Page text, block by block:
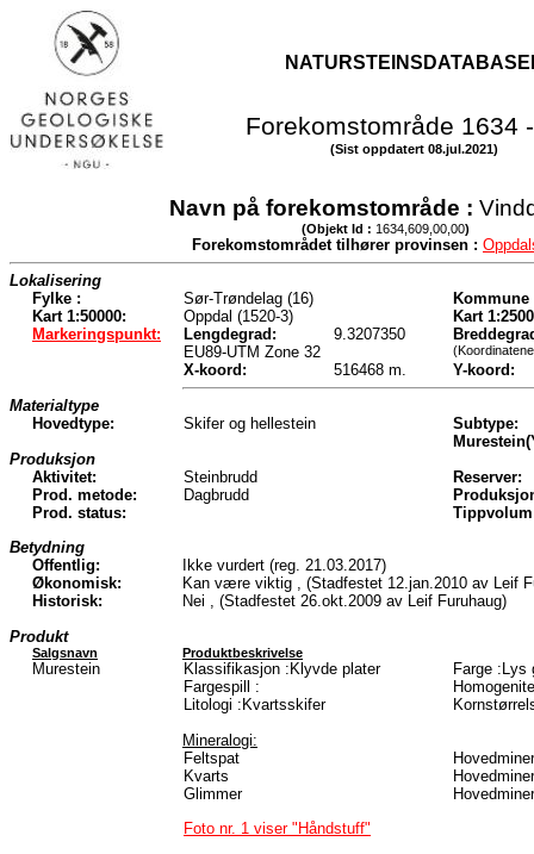
Forekomstområde 1634
(Sist oppdatert 08.jul.2021)
Navn på forekomstområde :
(Objekt Id : 1634,609,00,00)
Forekomstområdet tilhører provinsen :
Lokalisering
Fylke :
Sør-Trøndelag (16)
Kommune
Kart 1:50000:
Oppdal (1520-3)
Kart
Markeringspunkt:
Lengdegrad: 9.3207350
EU89-UTM Zone 32
X-koord: 516468 m.
Y-koord:
Materialtype
Hovedtype:
Skifer og hellestein
Subtype:
Produksjon
Aktivitet:
Steinbrudd
Reserver:
Prod. metode:
Dagbrudd
Prod. status:
Betydning
Offentlig:
Ikke vurdert (reg. 21.03.2017)
Økonomisk:
Kan være viktig , (Stadfestet 12.jan.2010 av Leif
Historisk:
Nei , (Stadfestet 26.okt.2009 av Leif Furuhaug)
Produkt
Salgsnavn Produktbeskrivelse
Murestein Klassifikasjon :Klyvde plater
Farge :Lys
Fargespill :
Litologi :Kvartsskifer
Mineralogi:
Feltspat
Kvarts
Glimmer
Foto nr. 1 viser "Håndstuff"